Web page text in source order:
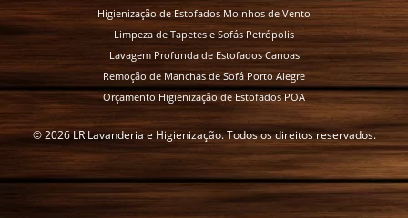
Higienização de Estofados Moinhos de Vento
Limpeza de Tapetes e Sofás Petrópolis
Lavagem Profunda de Estofados Canoas
Remoção de Manchas de Sofá Porto Alegre
Orçamento Higienização de Estofados POA
© 2026 LR Lavanderia e Higienização. Todos os direitos reservados.